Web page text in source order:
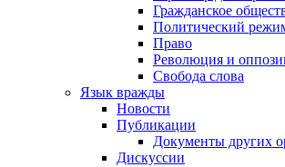
Гражданское
Политический
Право
Революция и
Свобода слова
Язык вражды
Новости
Публикации
Документы других
Дискуссии